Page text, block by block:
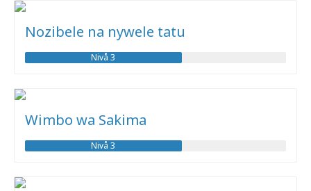
Nozibele na nywele tatu
Nivå 3
Wimbo wa Sakima
Nivå 3